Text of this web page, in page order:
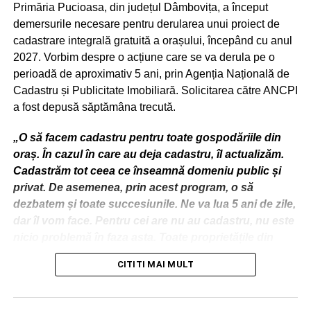
sentimente și de emoție
mai mult ca niciodată.
Și, tot astăzi, istoria și
cultura poporului
român sunt mai legate
mai mult ca niciodată”,
a spus preşedintele
Consiliului Judeţean
Dâmboviţa – Alexandru
Opea.
BIBLIOTECĂ CULTURĂ
Primăria Pucioasa, din județul Dâmbovița, a început
demersurile necesare pentru derularea unui proiect de
cadastrare integrală gratuită a orașului, începând cu anul
2027. Vorbim despre o acțiune care se va derula pe o
perioadă de aproximativ 5 ani, prin Agenția Națională de
Cadastru și Publicitate Imobiliară. Solicitarea către ANCPI
a fost depusă săptămâna trecută.
„O să facem cadastru pentru toate gospodăriile din
oraș. În cazul în care au deja cadastru, îl actualizăm.
Cadastrăm tot ceea ce înseamnă domeniu public și
privat. De asemenea, prin acest program, o să
dezbatem și toate succesiunile. Ne va lua 5 ani de zile,
dar îl vom face. Pentru cei are nu au cadastru, nu este
oraș, într-un an, un an și jumătate, le reevaluăm.
reală. Ai găsit 30 mp în plus la cineva. Cum intră în
CITITI MAI MULT